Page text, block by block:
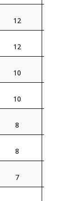
12
12
10
10
8
8
7